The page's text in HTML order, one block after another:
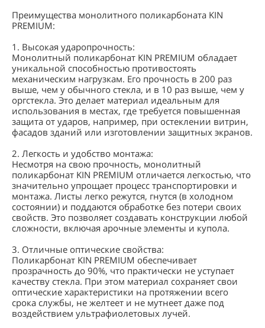
Преимущества монолитного поликарбоната KIN
PREMIUM:
1. Высокая ударопрочность:
Монолитный поликарбонат KIN PREMIUM обладает
уникальной способностью противостоять
механическим нагрузкам. Его прочность в 200 раз
выше, чем у обычного стекла, и в 10 раз выше, чем у
оргстекла. Это делает материал идеальным для
использования в местах, где требуется повышенная
защита от ударов, например, при остеклении витрин,
фасадов зданий или изготовлении защитных экранов.
2. Легкость и удобство монтажа:
Несмотря на свою прочность, монолитный
поликарбонат KIN PREMIUM отличается легкостью, что
значительно упрощает процесс транспортировки и
монтажа. Листы легко режутся, гнутся (в холодном
состоянии) и поддаются обработке без потери своих
свойств. Это позволяет создавать конструкции любой
сложности, включая арочные элементы и купола.
3. Отличные оптические свойства:
Поликарбонат KIN PREMIUM обеспечивает
прозрачность до 90%, что практически не уступает
качеству стекла. При этом материал сохраняет свои
оптические характеристики на протяжении всего
срока службы, не желтеет и не мутнеет даже под
воздействием ультрафиолетовых лучей.